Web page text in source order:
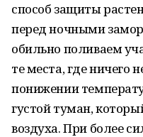
способ защиты
перед ночными
обильно поливаем
те места, где ничего
понижении
густой туман,
воздуха. При более